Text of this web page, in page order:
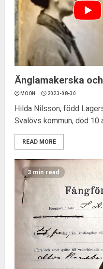
Änglamakerska
MOON 2023-08-30
Hilda Nilsson, född
Svalövs kommun, död 10
READ MORE
3 min read